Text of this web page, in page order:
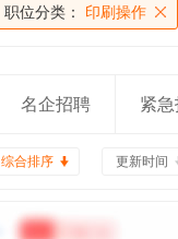
职位分类： 印刷操作
名企招聘 紧
综合排序 更新时间